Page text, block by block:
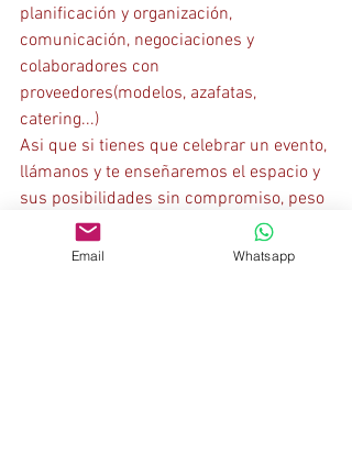
planificación y organización,
comunicación, negociaciones y
colaboradores con
proveedores(modelos, azafatas,
catering...)
Asi que si tienes que celebrar un evento,
llámanos y te enseñaremos el espacio y
sus posibilidades sin compromiso, peso
si,  una vez lo conozcas será difícil que
no te enamores de él!  ;  )
Email Whatsapp